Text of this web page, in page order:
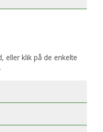
eller klik på de enkelte